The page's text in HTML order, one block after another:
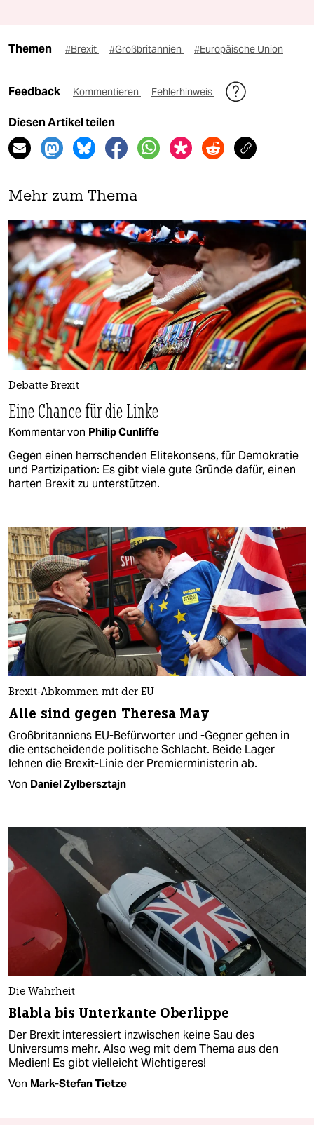
Themen #Brexit #Großbritannien #Europäische Union
Feedback Kommentieren Fehlerhinweis
Diesen Artikel teilen
Mehr zum Thema
Debatte Brexit
Eine Chance für die Linke
Kommentar von Philip Cunliffe
Gegen einen herrschenden Elitekonsens, für Demokratie
und Partizipation: Es gibt viele gute Gründe dafür, einen
harten Brexit zu unterstützen.
Brexit-Abkommen mit der EU
Alle sind gegen Theresa May
Großbritanniens EU-Befürworter und -Gegner gehen in
die entscheidende politische Schlacht. Beide Lager
lehnen die Brexit-Linie der Premierministerin ab.
Von Daniel Zylbersztajn
Die Wahrheit
Blabla bis Unterkante Oberlippe
Der Brexit interessiert inzwischen keine Sau des
Universums mehr. Also weg mit dem Thema aus den
Medien! Es gibt vielleicht Wichtigeres!
Von Mark-Stefan Tietze